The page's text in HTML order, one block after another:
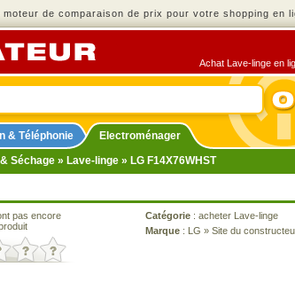
de comparaison de prix pour votre shopping en
Achat Lave-linge en
& Téléphonie
Electroménager
Séchage » Lave-linge » LG F14X76WHST
pas encore
Catégorie : acheter Lave-linge
Marque : LG » Site du